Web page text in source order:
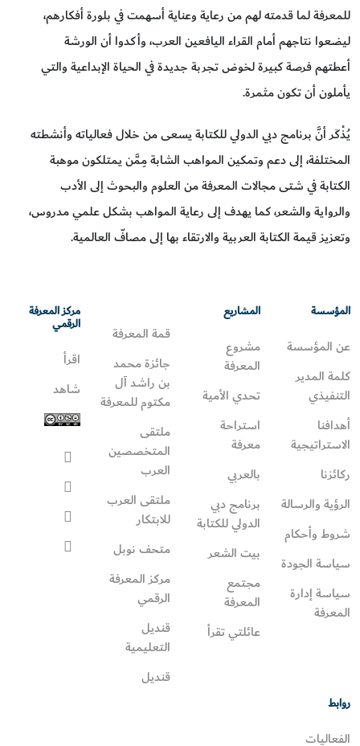
للمعرفة لما قدمته لهم من رعاية وعناية أسهمت في بلورة أفكارهم،
ليضعوا نتاجهم أمام القراء اليافعين العرب، وأكدوا أن الورشة
أعطتهم فرصة كبيرة لخوض تجربة جديدة في الحياة الإبداعية والتي
يأملون أن تكون مثمرة.
يُذْكَر أنَّ برنامج دبي الدولي للكتابة يسعى من خلال فعالياته وأنشطته
المختلفة، إلى دعم وتمكين المواهب الشابة مِمَّن يمتلكون موهبة
الكتابة في شتى مجالات المعرفة من العلوم والبحوث إلى الأدب
والرواية والشعر، كما يهدف إلى رعاية المواهب بشكل علمي مدروس،
وتعزيز قيمة الكتابة العربية والارتقاء بها إلى مصافّ العالمية.
المؤسسة
عن المؤسسة
كلمة المدير
التنفيذي
أهدافنا
الاستراتيجية
ركائزنا
الرؤية والرسالة
شروط وأحكام
سياسة الجودة
سياسة إدارة
المعرفة
المشاريع
مشروع
المعرفة
تحدي الأمية
استراحة
معرفة
بالعربي
برنامج دبي
الدولي للكتابة
بيت الشعر
مجتمع
المعرفة
عائلتي تقرأ‎
قمة المعرفة
جائزة محمد
بن راشد آل
مكتوم للمعرفة
ملتقى
المتخصصين
العرب
ملتقى العرب
للابتكار
متحف نوبل
مركز المعرفة
الرقمي
قنديل
التعليمية
قنديل
مركز المعرفة
الرقمي
اقرأ
شاهد
روابط
الفعاليات